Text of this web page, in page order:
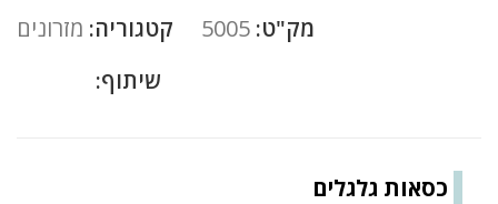
כסאות גלגלים
מק"ט: 5005 קטגוריה: מזרונים
שיתוף: